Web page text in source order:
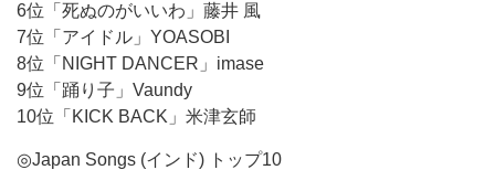
6位「死ぬのがいいわ」藤井 風
7位「アイドル」YOASOBI
8位「NIGHT DANCER」imase
9位「踊り子」Vaundy
10位「KICK BACK」米津玄師
◎Japan Songs (インド) トップ10